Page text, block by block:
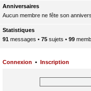
Anniversaires
Aucun membre ne fête son
Statistiques
91 messages • 75 sujets • 99
Connexion • Inscription